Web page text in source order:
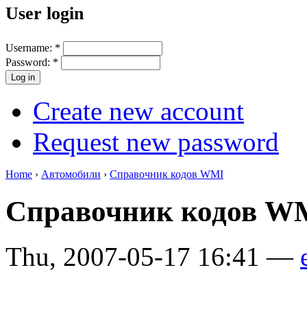
User login
Username: *
Password: *
Create new account
Request new password
Home › Автомобили › Справочник кодов WMI
Справочник кодов
Thu, 2007-05-17 16:41 —